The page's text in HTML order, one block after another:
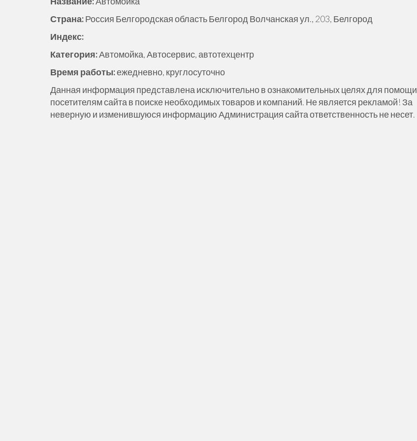
Страна:Россия Белгородская область Белгород Волчанская ул., 203, Белгород
Индекс:
Категория:Автомойка, Автосервис, автотехцентр
Время работы:ежедневно, круглосуточно
Данная информация представлена исключительно в ознакомительных целях для помощи
посетителям сайта в поиске необходимых товаров и компаний. Не является рекламой! За
неверную и изменившуюся информацию Администрация сайта ответственность не несет.